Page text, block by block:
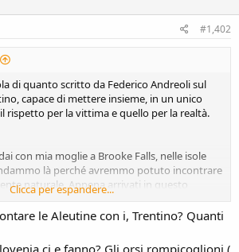
#1,402
di quanto scritto da Federico Andreoli sul
capace di mettere insieme, in un unico
rispetto per la vittima e quello per la realtà.
con mia moglie a Brooke Falls, nelle isole
là perché avremmo potuto incontrare
naturale. Appena arrivati in questo
al nulla, circondato solo da foreste i
come avremmo dovuto comportarci
Ci hanno spiegato che gli orsi sono animali
con l’uomo, per cui ci hanno regalato
Clicca per espandere...
le Aleutine con i, Trentino? Quanti
ci e fanno? Gli orsi rompicoglioni (